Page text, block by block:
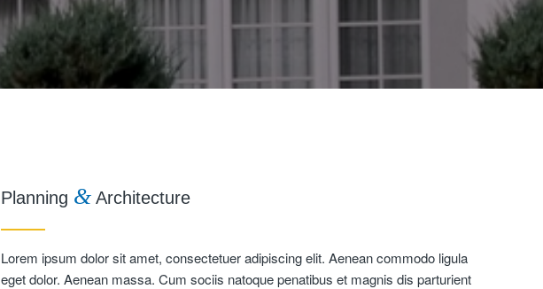
Planning & Architecture
Lorem ipsum dolor sit amet, consectetuer adipiscing elit. Aenean commodo ligula
eget dolor. Aenean massa. Cum sociis natoque penatibus et magnis dis parturient